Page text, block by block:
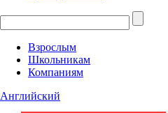
Взрослым
Школьникам
Компаниям
Английский